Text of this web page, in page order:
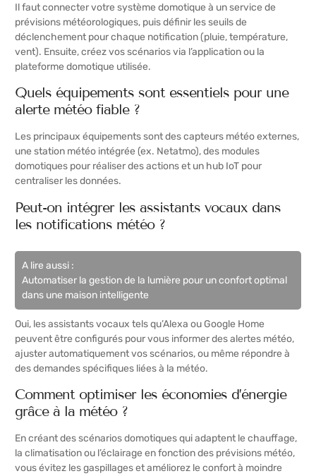
Il faut connecter votre système domotique à un service de
prévisions météorologiques, puis définir les seuils de
déclenchement pour chaque notification (pluie, température,
vent). Ensuite, créez vos scénarios via l’application ou la
plateforme domotique utilisée.
Quels équipements sont essentiels pour une
alerte météo fiable ?
Les principaux équipements sont des capteurs météo externes,
une station météo intégrée (ex. Netatmo), des modules
domotiques pour réaliser des actions et un hub IoT pour
centraliser les données.
Peut-on intégrer les assistants vocaux dans
les notifications météo ?
A lire aussi :
Automatiser la gestion de la lumière pour un confort optimal
dans une maison intelligente
Oui, les assistants vocaux tels qu’Alexa ou Google Home
peuvent être configurés pour vous informer des alertes météo,
ajuster automatiquement vos scénarios, ou même répondre à
des demandes spécifiques liées à la météo.
Comment optimiser les économies d’énergie
grâce à la météo ?
En créant des scénarios domotiques qui adaptent le chauffage,
la climatisation ou l’éclairage en fonction des prévisions météo,
vous évitez les gaspillages et améliorez le confort à moindre